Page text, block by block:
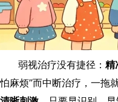
弱视治疗没有捷径： 精
怕麻烦”而中断治疗，一拖